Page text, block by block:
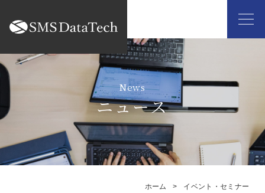
ニュース
ホーム イベント・セミナー